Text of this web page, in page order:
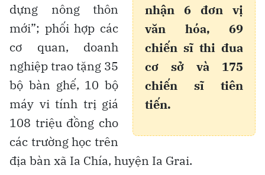
nhận 6 đơn vị
văn hóa, 69
chiến sĩ thi đua
cơ sở và 175
chiến sĩ tiên
tiến.
dựng nông thôn
mới”; phối hợp các
cơ quan, doanh
nghiệp trao tặng 35
bộ bàn ghế, 10 bộ
máy vi tính trị giá
108 triệu đồng cho
các trường học trên
địa bàn xã Ia Chía, huyện Ia Grai.